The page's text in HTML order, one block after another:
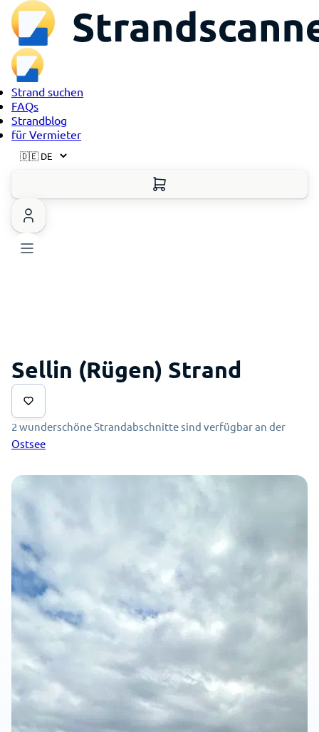
Strand suchen
FAQs
Strandblog
für Vermieter
Sellin (Rügen) Strand
2 wunderschöne Strandabschnitte sind verfügbar an der
Ostsee